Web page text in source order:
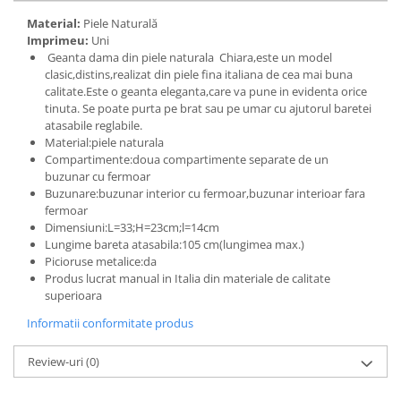
Material: Piele Naturală
Imprimeu: Uni
Geanta dama din piele naturala Chiara,este un model
clasic,distins,realizat din piele fina italiana de cea mai buna
calitate.Este o geanta eleganta,care va pune in evidenta orice
tinuta. Se poate purta pe brat sau pe umar cu ajutorul baretei
atasabile reglabile.
Material:piele naturala
Compartimente:doua compartimente separate de un
buzunar cu fermoar
Buzunare:buzunar interior cu fermoar,buzunar interioar fara
fermoar
Dimensiuni:L=33;H=23cm;l=14cm
Lungime bareta atasabila:105 cm(lungimea max.)
Picioruse metalice:da
Produs lucrat manual in Italia din materiale de calitate
superioara
Informatii conformitate produs
Review-uri(0)